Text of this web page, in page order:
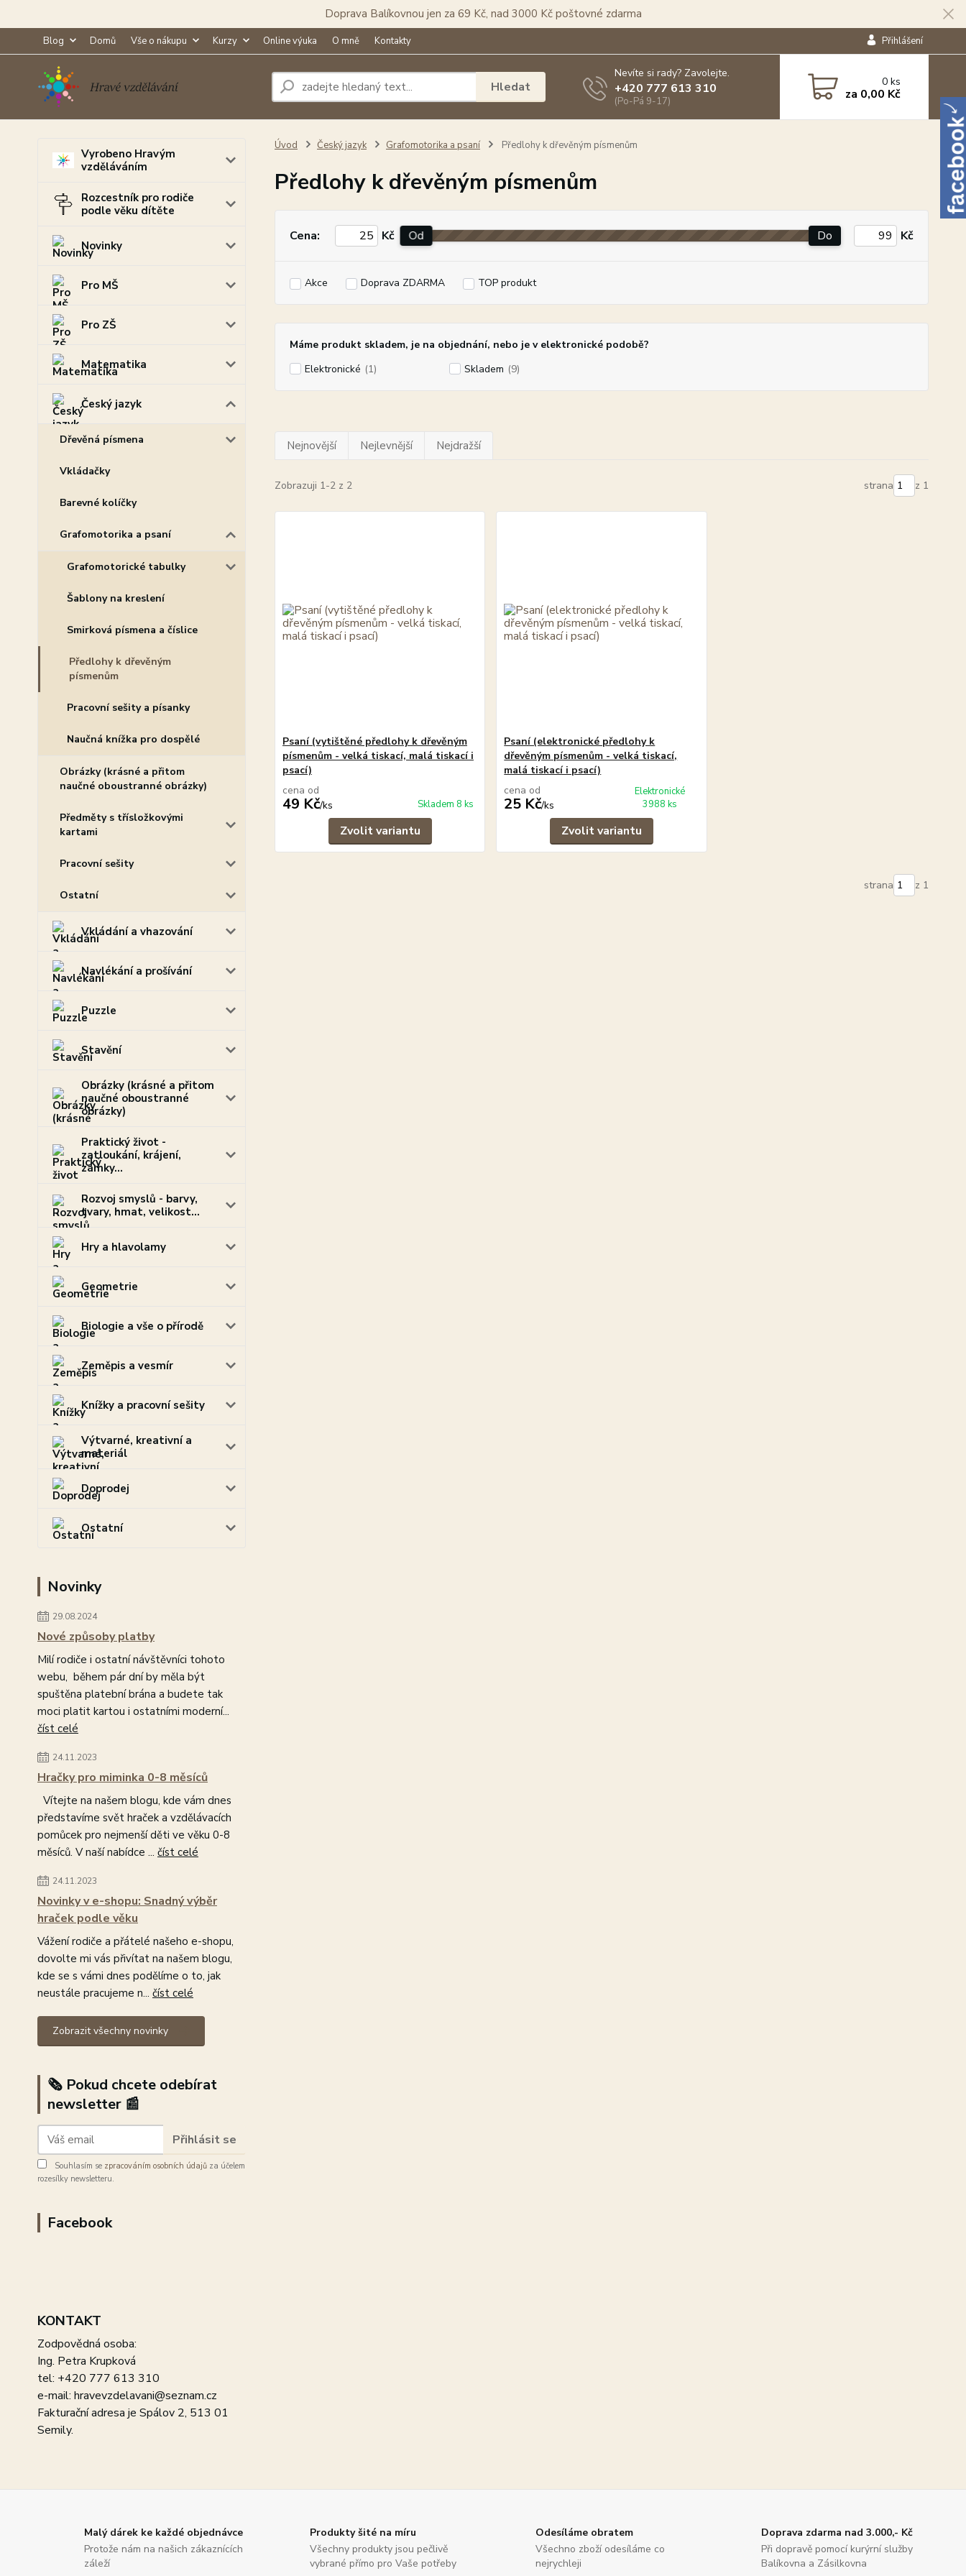
Doprava Balíkovnou jen za 69 Kč, nad 3000 Kč poštovné zdarma
Blog Domů Vše o nákupu Kurzy Online výuka O mně Kontakty Přihlášení
Hledat
Nevíte si rady? Zavolejte.
+420 777 613 310
(Po-Pá 9-17)
0ks
za 0,00 Kč
Vyrobeno Hravým
vzděláváním
Rozcestník pro rodiče
podle věku dítěte
Novinky
Pro MŠ
Pro ZŠ
Matematika
Český jazyk
Dřevěná písmena
Vkládačky
Barevné kolíčky
Grafomotorika a psaní
Grafomotorické tabulky
Šablony na kreslení
Smirková písmena a číslice
Předlohy k dřevěným
písmenům
Pracovní sešity a písanky
Naučná knížka pro dospělé
Obrázky (krásné a přitom
naučné oboustranné obrázky)
Předměty s třísložkovými
kartami
Pracovní sešity
Ostatní
Vkládání a vhazování
Navlékání a prošívání
Puzzle
Stavění
Obrázky (krásné a přitom
naučné oboustranné
obrázky)
Praktický život -
zatloukání, krájení,
zámky...
Rozvoj smyslů - barvy,
tvary, hmat, velikost...
Hry a hlavolamy
Geometrie
Biologie a vše o přírodě
Zeměpis a vesmír
Knížky a pracovní sešity
Výtvarné, kreativní a
materiál
Doprodej
Ostatní
Novinky
29.08.2024
Nové způsoby platby
Milí rodiče i ostatní návštěvníci tohoto
webu, během pár dní by měla být
spuštěna platební brána a budete tak
moci platit kartou i ostatními moderní...
číst celé
24.11.2023
Hračky pro miminka 0-8 měsíců
Vítejte na našem blogu, kde vám dnes
představíme svět hraček a vzdělávacích
pomůcek pro nejmenší děti ve věku 0-8
měsíců. V naší nabídce ... číst celé
24.11.2023
Novinky v e-shopu: Snadný výběr
hraček podle věku
Vážení rodiče a přátelé našeho e-shopu,
dovolte mi vás přivítat na našem blogu,
kde se s vámi dnes podělíme o to, jak
neustále pracujeme n... číst celé
Zobrazit všechny novinky
🗞️ Pokud chcete odebírat
newsletter 📰
Přihlásit se
Souhlasím se zpracováním osobních údajů za účelem
rozesílky newsletteru.
Facebook
KONTAKT
Zodpovědná osoba:
Ing. Petra Krupková
tel: +420 777 613 310
e-mail: hravevzdelavani@seznam.cz
Fakturační adresa je Spálov 2, 513 01
Semily.
Úvod Český jazyk Grafomotorika a psaní Předlohy k dřevěným písmenům
Předlohy k dřevěným písmenům
Cena: Kč Od Do Kč
Akce Doprava ZDARMA TOP produkt
Máme produkt skladem, je na objednání, nebo je v elektronické podobě?
Elektronické (1) Skladem (9)
Nejnovější Nejlevnější Nejdražší
Zobrazuji 1-2 z 2 strana z 1
Psaní (vytištěné předlohy k dřevěným
písmenům - velká tiskací, malá tiskací i
psací)
cena od
49 Kč/ks Skladem 8 ks
Zvolit variantu
Psaní (elektronické předlohy k
dřevěným písmenům - velká tiskací,
malá tiskací i psací)
cena od
25 Kč/ks
Elektronické
3988 ks
Zvolit variantu
strana z 1
Malý dárek ke každé objednávce
Protože nám na našich zákaznících
záleží
Produkty šité na míru
Všechny produkty jsou pečlivě
vybrané přímo pro Vaše potřeby
Odesíláme obratem
Všechno zboží odesíláme co
nejrychleji
Doprava zdarma nad 3.000,- Kč
Při dopravě pomocí kurýrní služby
Balíkovna a Zásilkovna